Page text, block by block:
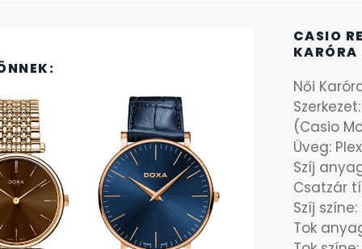
CASIO
Női
(Casio
Üveg:
Szíj
Csatzár
Szíj színe:
Tok